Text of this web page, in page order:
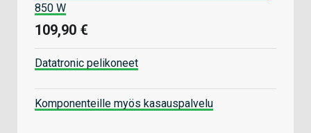
850 W
109,90 €
Datatronic pelikoneet
Komponenteille myös kasauspalvelu